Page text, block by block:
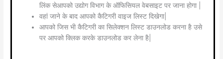
लिंक सेआपको उद्योग विभाग के ऑफिसियल वेबसाइट पर जाना होगा |
वहां जाने के बाद आपको कैटिगरी वाइज लिस्ट दिखेगा|
आपको जिस भी कैटिगरी का सिलेक्शन लिस्ट डाउनलोड करना है उसे
पर आपको क्लिक करके डाउनलोड कर लेना है|